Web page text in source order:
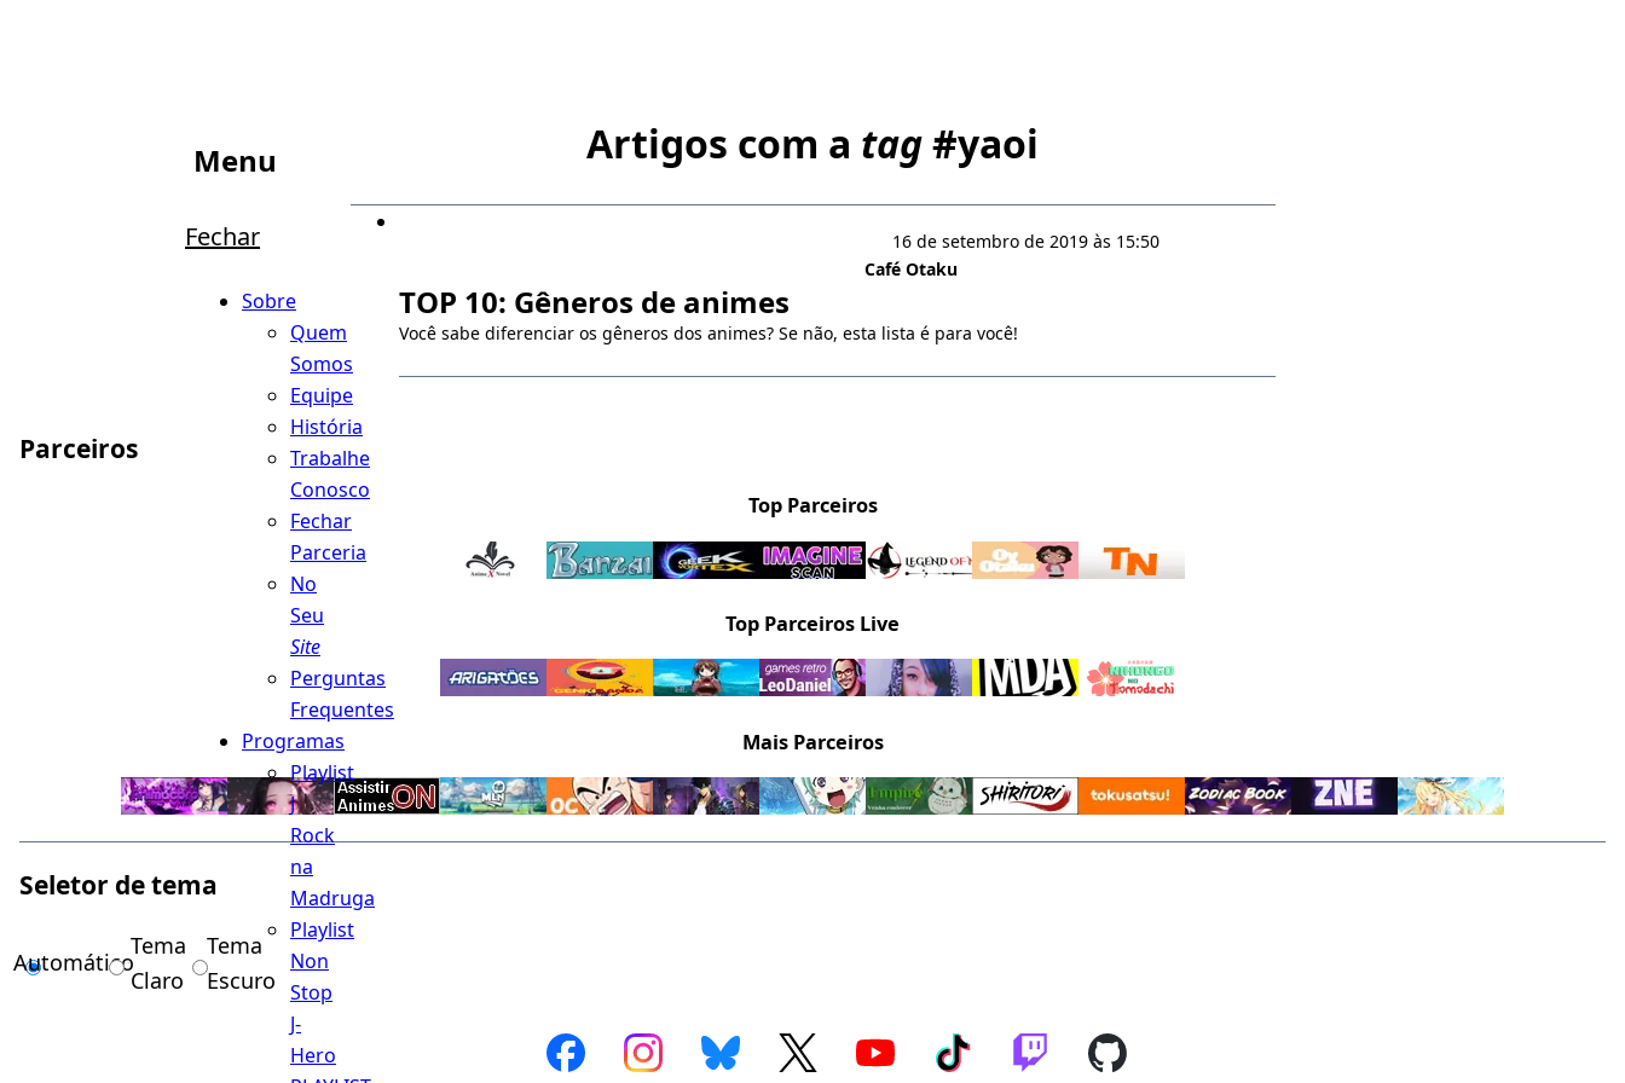
Menu
Fechar
Sobre
Quem
Somos
Equipe
História
Trabalhe
Conosco
Fechar
Parceria
No
Seu
Site
Perguntas
Frequentes
Programas
Playlist
J
Rock
na
Madruga
Playlist
Non
Stop
J-
Hero
Artigos com a tag#yaoi
16 de setembro de 2019 às 15:50
Café Otaku
TOP 10: Gêneros de animes
Você sabe diferenciar os gêneros dos animes? Se não, esta lista é para você!
Parceiros
Top Parceiros
Top Parceiros Live
Mais Parceiros
Seletor de tema
Automático
Tema
Claro
Tema
Escuro